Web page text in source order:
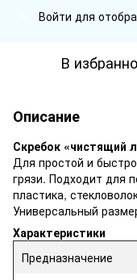
Войти для
В
Описание
Скребок «чистящий
Для простой и
грязи. Подходит для
пластика,
Универсальный
Характеристики
Предназначение